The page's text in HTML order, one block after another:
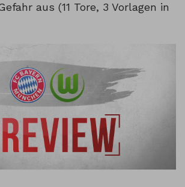
aus (11 Tore, 3 Vorlagen in